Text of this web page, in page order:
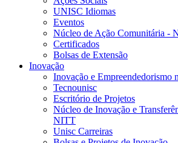
UNISC Idiomas
Eventos
Núcleo de Ação Comunitária -
Certificados
Bolsas de Extensão
Inovação
Inovação e Empreendedorismo
Tecnounisc
Escritório de Projetos
Núcleo de Inovação e
NITT
Unisc Carreiras